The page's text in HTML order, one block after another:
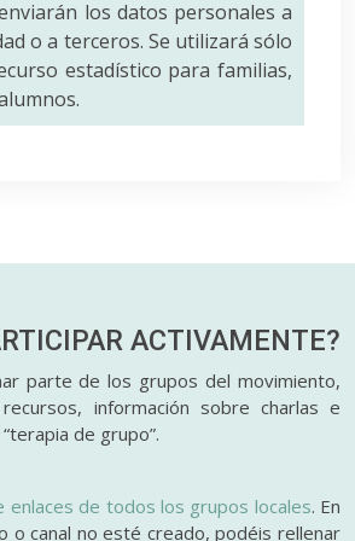
los datos personales a
o a terceros. Se utilizará sólo
estadístico para familias,
ACTIVAMENTE?
parte de los grupos del movimiento,
información sobre charlas e
de grupo”.
enlaces de todos los grupos locales. En
o canal no esté creado, podéis rellenar